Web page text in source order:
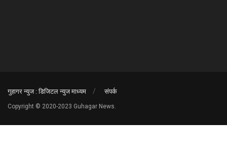
गुहागर न्युज : डिजिटल न्युज माध्यम संपर्क
Copyright © 2020-2023 Guhagar News.